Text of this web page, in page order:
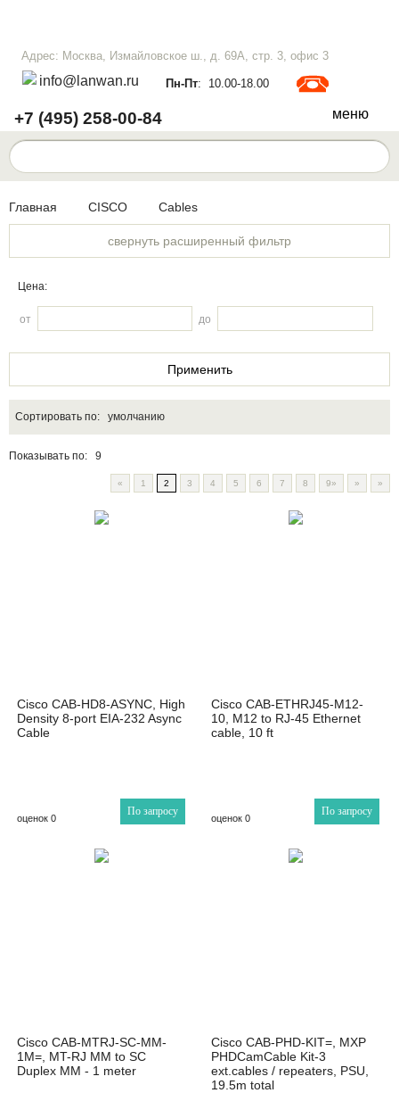
Адрес: Москва, Измайловское ш., д. 69А, стр. 3, офис 3
info@lanwan.ru Пн-Пт: 10.00-18.00
+7 (495) 258-00-84 меню
Главная CISCO Cables
свернуть расширенный фильтр
Цена:
от до
Сортировать по: умолчанию
Показывать по: 9
« 1 2 3 4 5 6 7 8 9» » »
Cisco CAB-HD8-ASYNC, High
Density 8-port EIA-232 Async
Cable
По запросу
оценок 0
Cisco CAB-ETHRJ45-M12-
10, M12 to RJ-45 Ethernet
cable, 10 ft
По запросу
оценок 0
Cisco CAB-MTRJ-SC-MM-
1M=, MT-RJ MM to SC
Duplex MM - 1 meter
Cisco CAB-PHD-KIT=, MXP
PHDCamCable Kit-3
ext.cables / repeaters, PSU,
19.5m total